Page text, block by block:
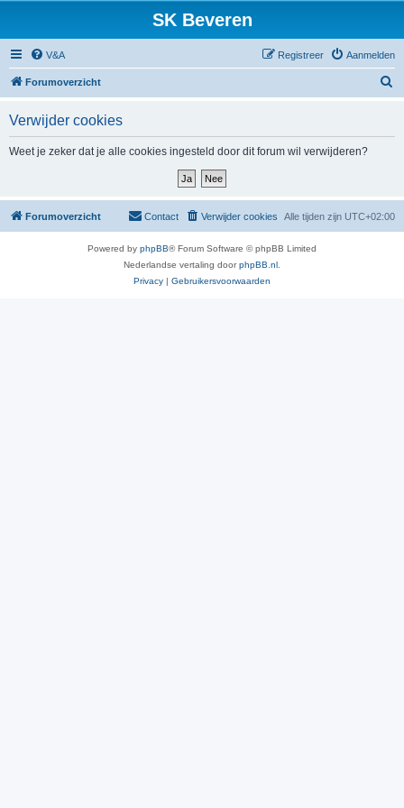
SK Beveren
V&A Aanmelden
Registreer
Forumoverzicht
Verwijder cookies
Weet je zeker dat je alle cookies ingesteld door dit forum wil verwijderen?
Forumoverzicht Alle tijden zijn UTC+02:00
Verwijder cookies
Contact
Powered by phpBB® Forum Software © phpBB Limited
Nederlandse vertaling doorphpBB.nl
Privacy | Gebruikersvoorwaarden